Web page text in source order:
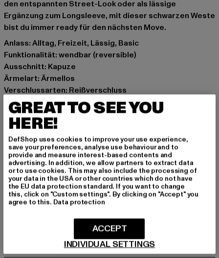
den entspannten Street-Look oder als lässige
Ergänzung zum Longsleeve, mit dieser schwarzen Weste
bist du immer ready für den nächsten Move.
Anlass: Alltag, Freizeit, Lässig, Basic
Funktionalität: wendbar (reversible)
Ausschnitt: Kapuze
Ärmelart: Ärmellos
Verschlussarten: Reißverschluss
Details: Brandlogo, Einschubtaschen
Schnitt: Normal
Marke: Southpole
Kat.: Westen
Farbe: schwarz
Hersteller Farbe: black
Materialzusammensetzung: 100% Polyester
Art.Nr: SP134-00007
Hersteller: TB International GmbH |
Dr.-Robert-Murjahn-Straße 7 | 64372 Ober-Ramstadt |
GREAT TO SEE YOU
HERE!
DefShop uses cookies to improve your use experience,
save your preferences, analyse use behaviour and to
provide and measure interest-based contents and
advertising. In addition, we allow partners to extract data
or to use cookies. This may also include the processing of
your data in the USA or other countries which do not have
the EU data protection standard. If you want to change
this, click on "Custom settings". By clicking on "Accept" you
agree to this. Data protection
INDIVIDUAL SETTINGS
ACCEPT